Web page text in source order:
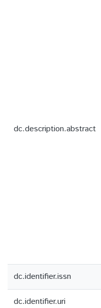
dc.description.abstract
dc.identifier.issn
dc.identifier.uri